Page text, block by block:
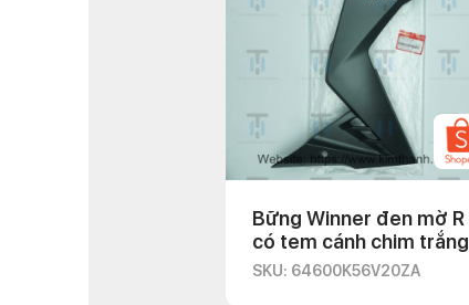
Bững Winner đen mờ R
có tem cánh chim trắng
SKU: 64600K56V20ZA